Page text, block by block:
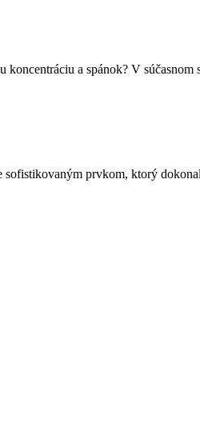
koncentráciu a spánok? V
sofistikovaným prvkom, ktorý